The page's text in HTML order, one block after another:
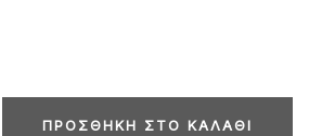
ΠΡΟΣΘΉΚΗ ΣΤΟ ΚΑΛΆΘΙ